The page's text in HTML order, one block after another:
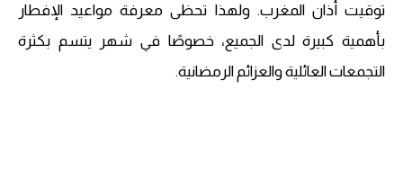
توقيت أذان المغرب. ولهذا تحظى معرفة مواعيد الإفطار
بأهمية كبيرة لدى الجميع، خصوصًا في شهر يتسم بكثرة
التجمعات العائلية والعزائم الرمضانية.